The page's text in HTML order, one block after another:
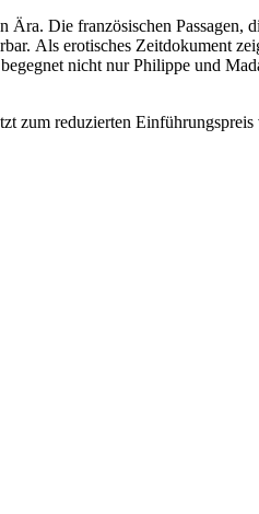
Ära. Die französischen Passagen,
Als erotisches Zeitdokument
nicht nur Philippe und
zum reduzierten Einführungspreis